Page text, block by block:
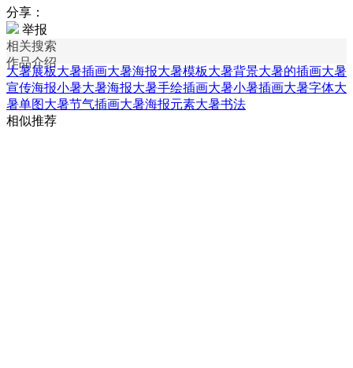
分享：
举报
相关搜索
作品介绍
大暑展板大暑插画大暑海报大暑模板大暑背景大暑的插画大暑
宣传海报小暑大暑海报大暑手绘插画大暑小暑插画大暑字体大
暑单图大暑节气插画大暑海报元素大暑书法
相似推荐